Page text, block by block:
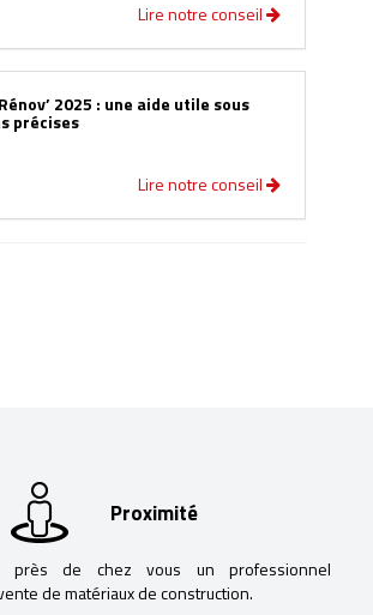
Lire notre conseil
2025 : une aide utile sous
précises
Lire notre conseil
Proximité
près de chez vous un professionnel
de matériaux de construction.